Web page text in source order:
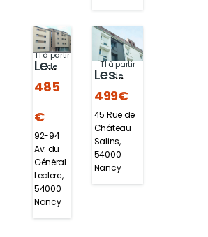
Le
Major
485
€
T1 à partir
de
92-94
Av. du
Général
Leclerc,
54000
Nancy
Les
Grands
Moulins
Bât A
499€
T1 à partir
de
45 Rue de
Château
Salins,
54000
Nancy